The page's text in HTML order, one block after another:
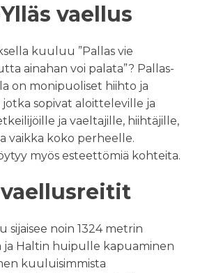
vaellus
kuuluu ”Pallas vie
ainahan voi palata”? Pallas-
on monipuoliset hiihto ja
sopivat aloitteleville ja
ja vaeltajille, hiihtäjille,
vaikka koko perheelle.
myös esteettömiä kohteita.
sijaisee noin 1324 metrin
ja Haltin huipulle kapuaminen
kuuluisimmista